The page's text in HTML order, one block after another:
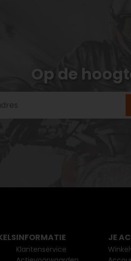
Op de
INFORMATIE
Klantenservice
JE